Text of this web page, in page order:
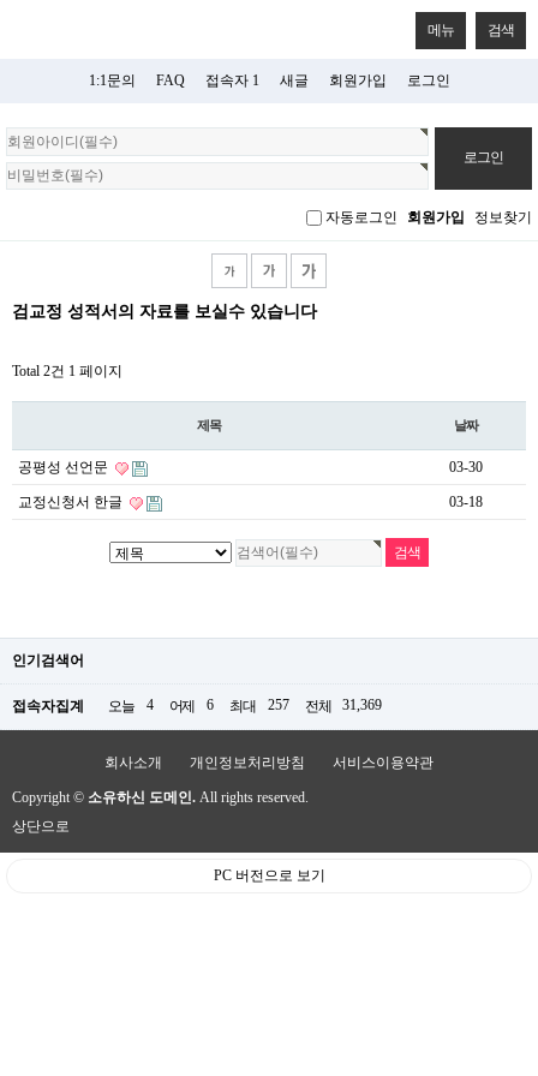
메뉴 검색
1:1문의 FAQ 접속자 1 새글 회원가입 로그인
회
원
로
자동로그인 회원가입 정보찾기
검교정 성적서의 자료를 보실수 있습니다
Total 2건 1 페이지
제목 날짜
공평성 선언문 03-30
교정신청서 한글 03-18
인기검색어
접속자집계 오늘 4 어제 6 최대 257 전체 31,369
회사소개 개인정보처리방침 서비스이용약관
Copyright © 소유하신 도메인. All rights reserved.
상단으로
PC 버전으로 보기